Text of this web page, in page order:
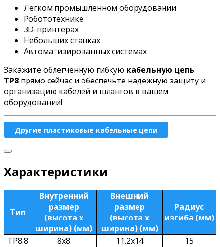
Легком промышленном оборудовании
Робототехнике
3D-принтерах
Небольших станках
Автоматизированных системах
Закажите облегченную гибкую кабельную цепь
TP8 прямо сейчас и обеспечьте надежную защиту и
организацию кабелей и шлангов в вашем
оборудовании!
Другие пластиковые кабельные цепи
Характеристики
Тип
Внутренний
размер
(высота х
ширина) (мм)
Внешний
размер
(высота х
ширина) (мм)
Радиус
изгиба (мм)
TP8.8 8х8 11.2х14 15